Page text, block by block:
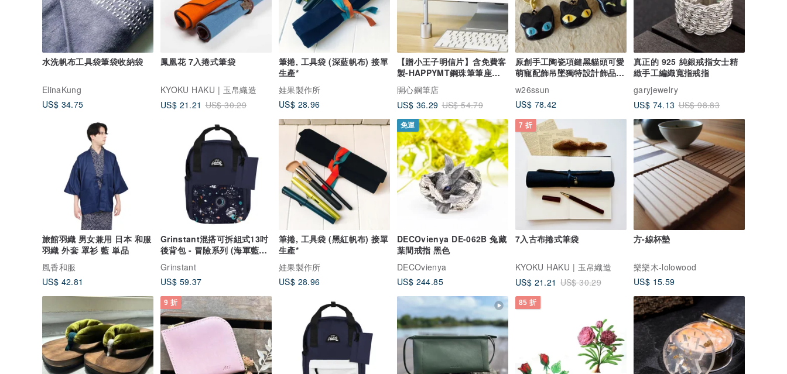
水洗帆布工具袋筆袋收納袋
ElinaKung
US$ 34.75
鳳凰花 7入捲式筆袋
KYOKU HAKU | 玉帛織造
US$ 21.21 US$ 30.29
筆捲, 工具袋 (深藍帆布) 接單
生產*
娃果製作所
US$ 28.96
【贈小王子明信片】含免費客
製-HAPPYMT鋼珠筆筆座禮
盒- 3色可選
開心鋼筆店
US$ 36.29 US$ 54.79
原創手工陶瓷項鏈黑貓頭可愛
萌寵配飾吊墜獨特設計飾品可
w26ssun
US$ 78.42
真正的 925 純銀戒指女士精
緻手工編織寬指戒指
garyjewelry
US$ 74.13 US$ 98.83
旅館羽織 男女兼用 日本 和服
羽織 外套 罩衫 藍 単品
風香和服
US$ 42.81
Grinstant混搭可拆組式13吋
後背包 - 冒險系列 (海軍藍配
星球)
Grinstant
US$ 59.37
筆捲, 工具袋 (黑紅帆布) 接單
生產*
娃果製作所
US$ 28.96
免運
DECOvienya DE-062B 兔藏
葉間戒指 黑色
DECOvienya
US$ 244.85
7 折
7入古布捲式筆袋
KYOKU HAKU | 玉帛織造
US$ 21.21 US$ 30.29
方-線杯墊
樂樂木-lolowood
US$ 15.59
9 折 85 折